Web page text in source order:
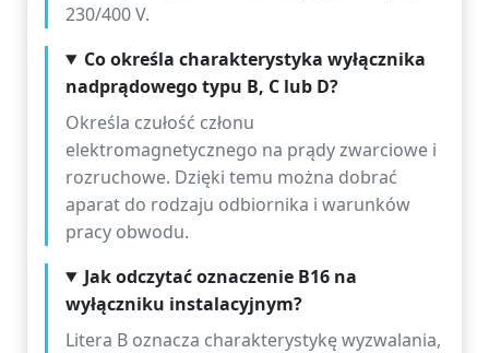
230/400 V.
Co określa charakterystyka wyłącznika
nadprądowego typu B, C lub D?
Określa czułość członu
elektromagnetycznego na prądy zwarciowe i
rozruchowe. Dzięki temu można dobrać
aparat do rodzaju odbiornika i warunków
pracy obwodu.
Jak odczytać oznaczenie B16 na
wyłączniku instalacyjnym?
Litera B oznacza charakterystykę wyzwalania,